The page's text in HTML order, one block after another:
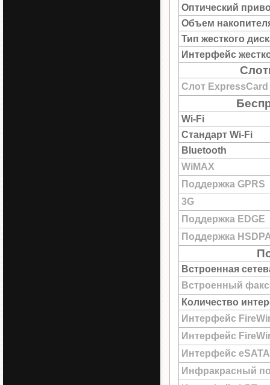
Оптический
Объем
Тип жесткого
Интерфейс
Слот ExpressCard
Wi-Fi
Стандарт Wi-Fi
Bluetooth
WiMAX
Поддержка GPRS
3G
Поддержка EDGE
Поддержка
Встроенная
Встроенный
Количество
Интерфейс
Интерфейс
Интерфейс eSATA
Инфракрасный